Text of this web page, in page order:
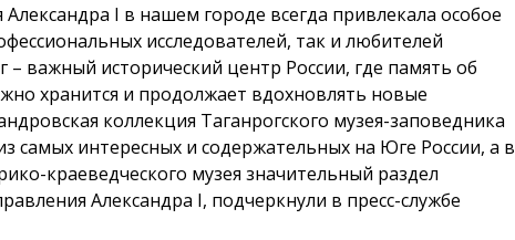
I в нашем городе всегда привлекала особое
исследователей, так и любителей
– важный исторический центр России, где память об
хранится и продолжает вдохновлять новые
коллекция Таганрогского музея-заповедника
самых интересных и содержательных на Юге России, а в
краеведческого музея значительный раздел
Александра I, подчеркнули в пресс-службе